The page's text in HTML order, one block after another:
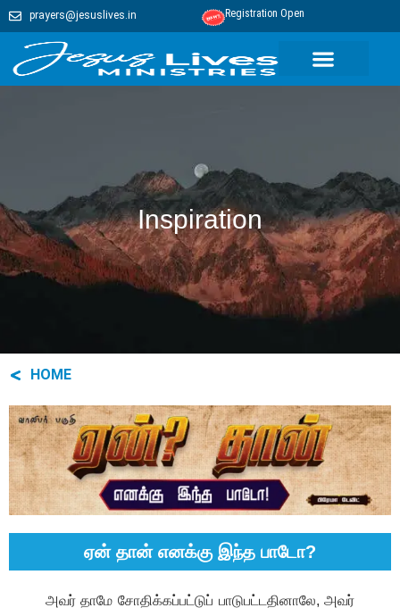
prayers@jesuslives.in Registration Open
Inspiration
HOME
ஏன் தான் எனக்கு இந்த பாடோ?
அவர் தாமே சோதிக்கப்பட்டுப் பாடுபட்டதினாலே, அவர்